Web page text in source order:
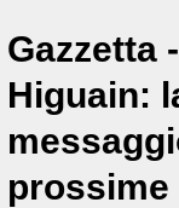
Gazzetta
Higuain:
prossime